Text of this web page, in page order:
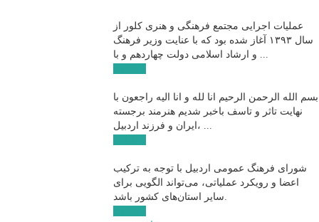
عملیات اجرایی مجتمع فرهنگی و هنری کلور از
سال ۱۳۹۳ آغاز شده بود که با عنایت وزیر فرهنگ
بسم الله الرحمن الرحیم انا لله و انا الیه راجعون با
نهایت تاثر و تاسف باخبر شدیم هنرمند برجسته
ایران و فرزند اردبیل، ...
شورای فرهنگ عمومی اردبیل با توجه به ترکیب
اعضا و رویکرد عملیاتی، می‌تواند الگویی برای